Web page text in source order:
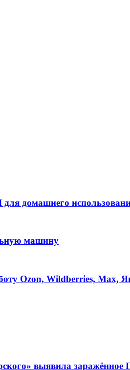
для домашнего
машину
Ozon, Wildberries,
выявила заражённое